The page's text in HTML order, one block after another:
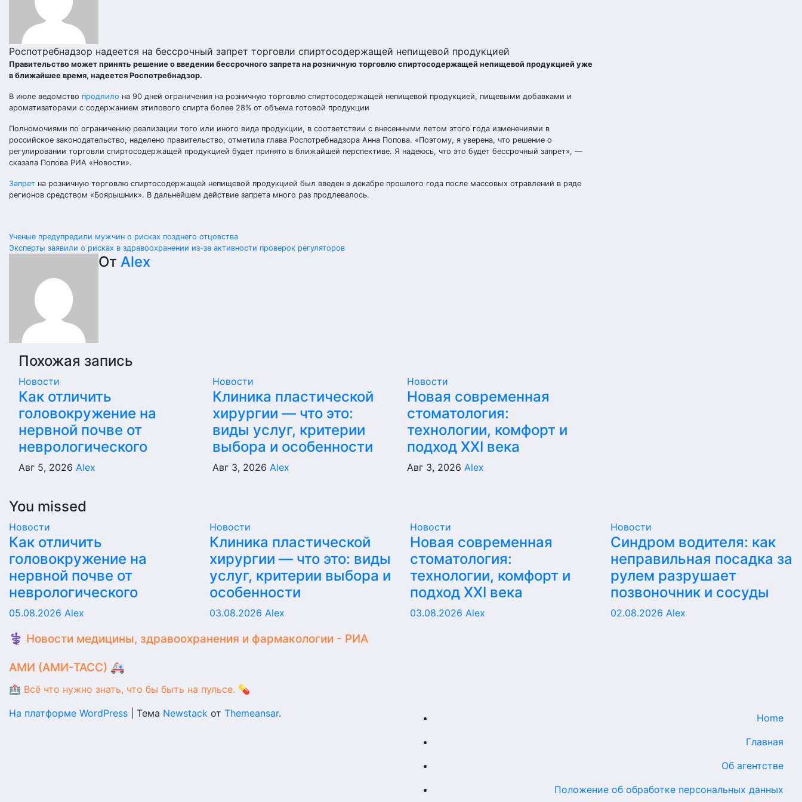
Роспотребнадзор надеется на бессрочный запрет торговли спиртосодержащей непищевой продукцией
Правительство может принять решение о введении бессрочного запрета на розничную торговлю спиртосодержащей непищевой продукцией уже
в ближайшее время, надеется Роспотребнадзор.
В июле ведомство продлило на 90 дней ограничения на розничную торговлю спиртосодержащей непищевой продукцией, пищевыми добавками и
ароматизаторами с содержанием этилового спирта более 28% от объема готовой продукции
Полномочиями по ограничению реализации того или иного вида продукции, в соответствии с внесенными летом этого года изменениями в
российское законодательство, наделено правительство, отметила глава Роспотребнадзора Анна Попова. «Поэтому, я уверена, что решение о
регулировании торговли спиртосодержащей продукцией будет принято в ближайшей перспективе. Я надеюсь, что это будет бессрочный запрет», —
сказала Попова РИА «Новости».
Запрет на розничную торговлю спиртосодержащей непищевой продукцией был введен в декабре прошлого года после массовых отравлений в ряде
регионов средством «Боярышник». В дальнейшем действие запрета много раз продлевалось.
Навигация
записям
Ученые предупредили мужчин о рисках позднего отцовства
Эксперты заявили о рисках в здравоохранении из-за активности проверок регуляторов
От Alex
Похожая запись
Новости
Как отличить
головокружение на
нервной почве от
неврологического
Авг 5, 2026 Alex
Новости
Клиника пластической
хирургии — что это:
виды услуг, критерии
выбора и особенности
Авг 3, 2026Alex
Новости
Новая современная
стоматология:
технологии, комфорт и
подход XXI века
Авг 3, 2026 Alex
You missed
Новости
Как отличить
головокружение на
нервной почве от
неврологического
05.08.2026 Alex
Новости
Клиника пластической
хирургии — что это: виды
услуг, критерии выбора и
особенности
03.08.2026 Alex
Новости
Новая современная
стоматология:
технологии, комфорт и
подход XXI века
03.08.2026 Alex
Новости
Синдром водителя: как
неправильная посадка за
рулем разрушает
позвоночник и сосуды
02.08.2026 Alex
⚕️ Новости медицины, здравоохранения и фармакологии - РИА
АМИ (АМИ-ТАСС) 🚑
🏥 Всё что нужно знать, что бы быть на пульсе. 💊
На платформе WordPress
Тема Newstack от Themeansar.
Home
Главная
Об агентстве
Положение об обработке персональных данных